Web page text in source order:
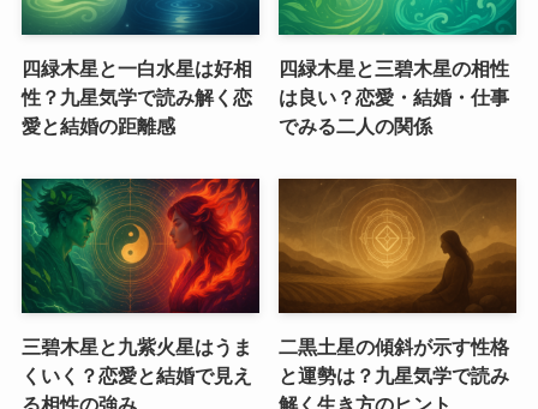
四緑木星と一白水星は好相
性？九星気学で読み解く恋
愛と結婚の距離感
四緑木星と三碧木星の相性
は良い？恋愛・結婚・仕事
でみる二人の関係
三碧木星と九紫火星はうま
くいく？恋愛と結婚で見え
る相性の強み
二黒土星の傾斜が示す性格
と運勢は？九星気学で読み
解く生き方のヒント